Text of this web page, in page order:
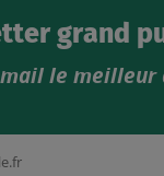
grand
le meilleur